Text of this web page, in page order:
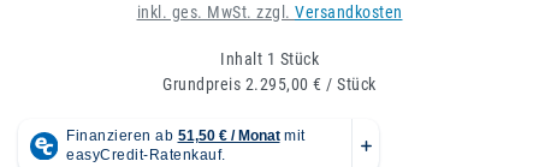
inkl. ges. MwSt. zzgl. Versandkosten
Inhalt 1 Stück
Grundpreis 2.295,00 € / Stück